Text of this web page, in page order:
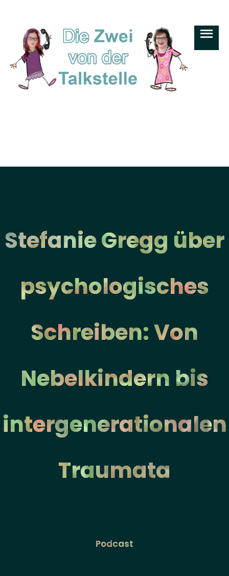
Stefanie Gregg über
psychologisches
Schreiben: Von
Nebelkindern bis
intergenerationalen
Traumata
Podcast